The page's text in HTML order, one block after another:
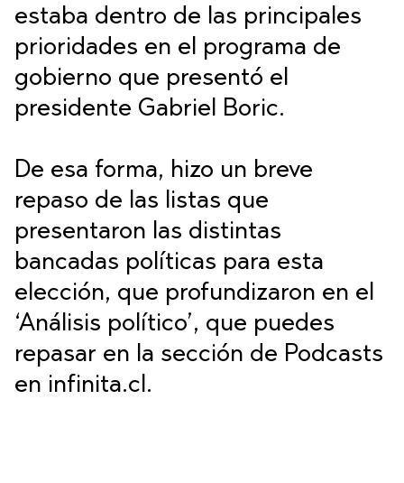
estaba dentro de las principales
prioridades en el programa de
gobierno que presentó el
presidente Gabriel Boric.
De esa forma, hizo un breve
repaso de las listas que
presentaron las distintas
bancadas políticas para esta
elección, que profundizaron en el
‘Análisis político’, que puedes
repasar en la sección de Podcasts
en infinita.cl.